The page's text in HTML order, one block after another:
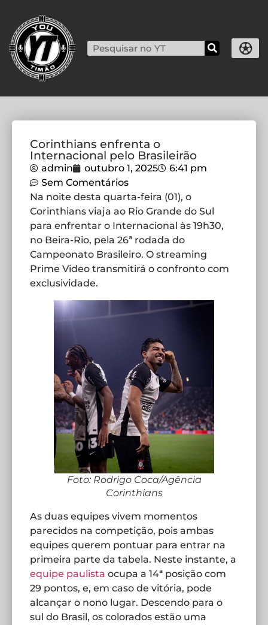
Corinthians enfrenta o
Internacional pelo Brasileirão
admin outubro 1, 2025
6:41 pm
Sem Comentários
Na noite desta quarta-feira (01), o
Corinthians viaja ao Rio Grande do Sul
para enfrentar o Internacional às 19h30,
no Beira-Rio, pela 26ª rodada do
Campeonato Brasileiro. O streaming
Prime Video transmitirá o confronto com
exclusividade.
Foto: Rodrigo Coca/Agência
Corinthians
As duas equipes vivem momentos
parecidos na competição, pois ambas
equipes querem pontuar para entrar na
primeira parte da tabela. Neste instante, a
equipe paulista ocupa a 14ª posição com
29 pontos, e, em caso de vitória, pode
alcançar o nono lugar. Descendo para o
sul do Brasil, os colorados estão uma